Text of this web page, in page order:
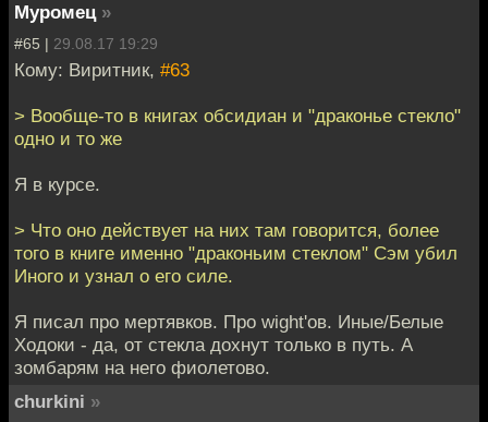
Муромец »
#65 | 29.08.17 19:29
Кому: Виритник, #63
> Вообще-то в книгах обсидиан и "драконье стекло"
одно и то же
Я в курсе.
> Что оно действует на них там говорится, более
того в книге именно "драконьим стеклом" Сэм убил
Иного и узнал о его силе.
Я писал про мертявков. Про wight'ов. Иные/Белые
Ходоки - да, от стекла дохнут только в путь. А
зомбарям на него фиолетово.
churkini »